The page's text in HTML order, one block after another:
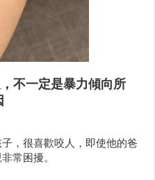
不一定是暴力傾向所
，很喜歡咬人，即使他的爸
常困擾。